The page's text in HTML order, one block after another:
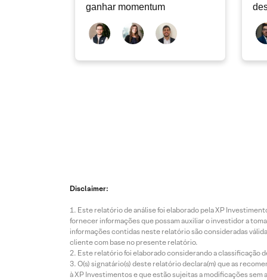
ganhar momentum
Disclaimer:
Este relatório de análise foi elaborado pela XP
fornecer informações que possam auxiliar o investidor a
informações contidas neste relatório são consideradas
cliente com base no presente relatório.
Este relatório foi elaborado considerando a classificação
O(s) signatário(s) deste relatório declara(m) que as
à XP Investimentos e que estão sujeitas a modificações